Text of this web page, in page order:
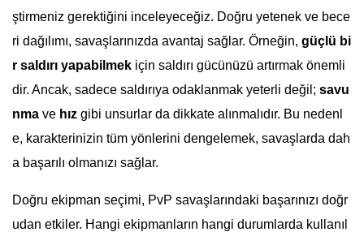
ştirmeniz gerektiğini inceleyeceğiz. Doğru yetenek ve bece
ri dağılımı, savaşlarınızda avantaj sağlar. Örneğin, güçlü bi
r saldırı yapabilmek için saldırı gücünüzü artırmak önemli
dir. Ancak, sadece saldırıya odaklanmak yeterli değil; savu
nma ve hız gibi unsurlar da dikkate alınmalıdır. Bu nedenl
e, karakterinizin tüm yönlerini dengelemek, savaşlarda dah
a başarılı olmanızı sağlar.
Doğru ekipman seçimi, PvP savaşlarındaki başarınızı doğr
udan etkiler. Hangi ekipmanların hangi durumlarda kullanıl